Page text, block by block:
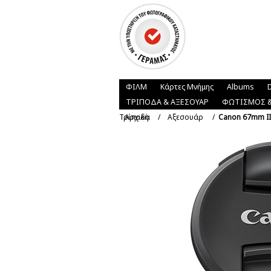
ΦΙΛΜ Κάρτες Μνήμης Albums
ΤΡΙΠΟΔΑ & ΑΞΕΣΟΥΑΡ
Τρίποδα
ΦΩΤΙΣΜΟΣ &
Αρχική / Αξεσουάρ / Canon 67mm